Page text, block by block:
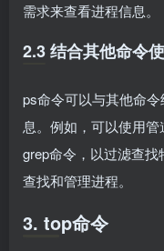
需求来查看进程信息。
2.3 结合其他命令
ps命令可以与其他命
息。例如，可以使用管
grep命令，以过滤查
查找和管理进程。
3. top命令